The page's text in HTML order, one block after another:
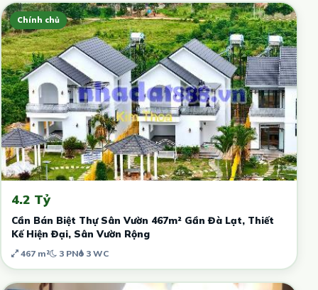
Chính chủ
4.2 Tỷ
Cần Bán Biệt Thự Sân Vườn 467m² Gần Đà Lạt, Thiết
Kế Hiện Đại, Sân Vườn Rộng
467 m² 3 PN 3 WC